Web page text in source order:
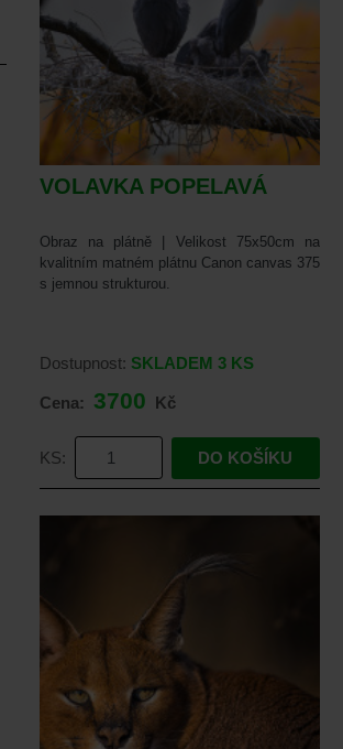
VOLAVKA POPELAVÁ
Obraz na plátně | Velikost 75x50cm na
kvalitním matném plátnu Canon canvas 375
s jemnou strukturou.
Dostupnost: SKLADEM 3 KS
Cena: 3700 Kč
KS: DO KOŠÍKU